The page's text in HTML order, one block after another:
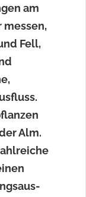
am
messen,
Fell,
Alm.